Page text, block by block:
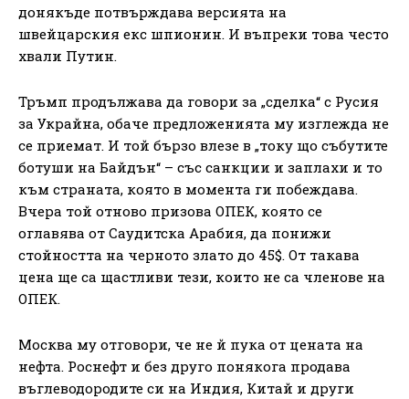
донякъде потвърждава версията на
швейцарския екс шпионин. И въпреки това често
хвали Путин.
Тръмп продължава да говори за „сделка“ с Русия
за Украйна, обаче предложенията му изглежда не
се приемат. И той бързо влезе в „току що събутите
ботуши на Байдън“ – със санкции и заплахи и то
към страната, която в момента ги побеждава.
Вчера той отново призова ОПЕК, която се
оглавява от Саудитска Арабия, да понижи
стойността на черното злато до 45$. От такава
цена ще са щастливи тези, които не са членове на
ОПЕК.
Москва му отговори, че не й пука от цената на
нефта. Роснефт и без друго понякога продава
въглеводородите си на Индия, Китай и други